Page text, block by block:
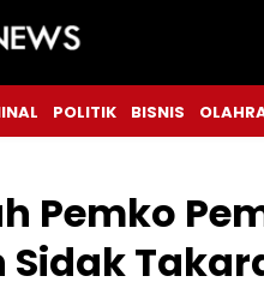
POLITIK BISNIS
Pemko
Sidak